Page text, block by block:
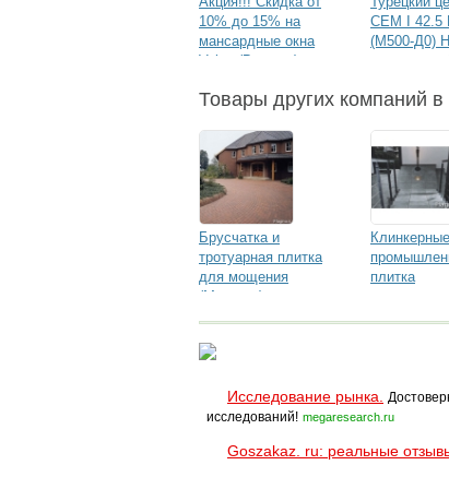
10% до 15% на
мансардные окна
Velux (Велюкс)
CEM I 42.5
(М500-Д0)
в биг-бегах
Товары других компаний в
Брусчатка и
тротуарная плитка
для мощения
(Мозаика)
плитка
Исследование рынка.
исследований! megaresearch.ru
Goszakaz. ru: реальные